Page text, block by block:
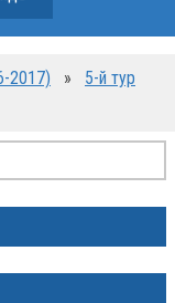
2017) »
5-й тур